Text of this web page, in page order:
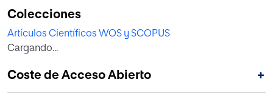
Bezirksauptmannschaft Hartberg- Fürstenfeld en relación
con la multa que esta impuso a NE por diversas
infracciones de las disposiciones austriacas en materia de
directo de las Directivas europeas, las sanciones y el
principio de proporcionalidad y sus criterios.
Colecciones
Artículos Científicos WOS y SCOPUS
Cargando...
Coste de Acceso Abierto +